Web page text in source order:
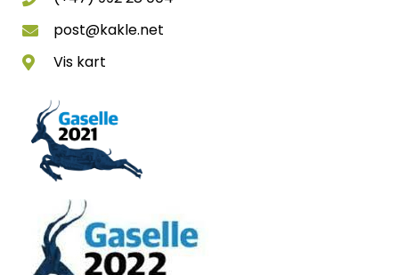
post@kakle.net
Vis kart